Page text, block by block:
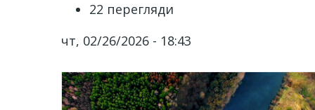
22 перегляди
чт, 02/26/2026 - 18:43